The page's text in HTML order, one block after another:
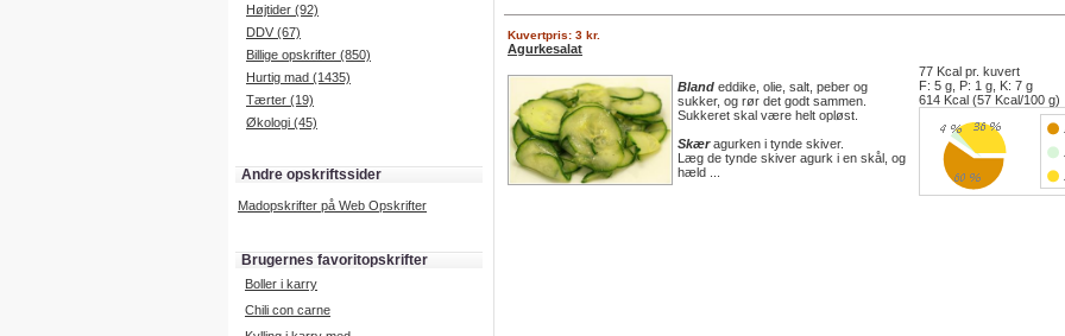
Højtider (92)
DDV (67)
Billige opskrifter (850)
Hurtig mad (1435)
Tærter (19)
Økologi (45)
Andre opskriftssider
Madopskrifter på Web Opskrifter
Brugernes favoritopskrifter
Boller i karry
Chili con carne
Kuvertpris: 3 kr.
Agurkesalat
Bland eddike, olie, salt, peber og
sukker, og rør det godt sammen.
Sukkeret skal være helt opløst.
Skæragurken i tynde skiver.
Læg de tynde skiver agurk i en skål, og
hæld ...
77 Kcal pr. kuvert
F: 5 g, P: 1 g, K: 7 g
614 Kcal (57 Kcal/100 g)